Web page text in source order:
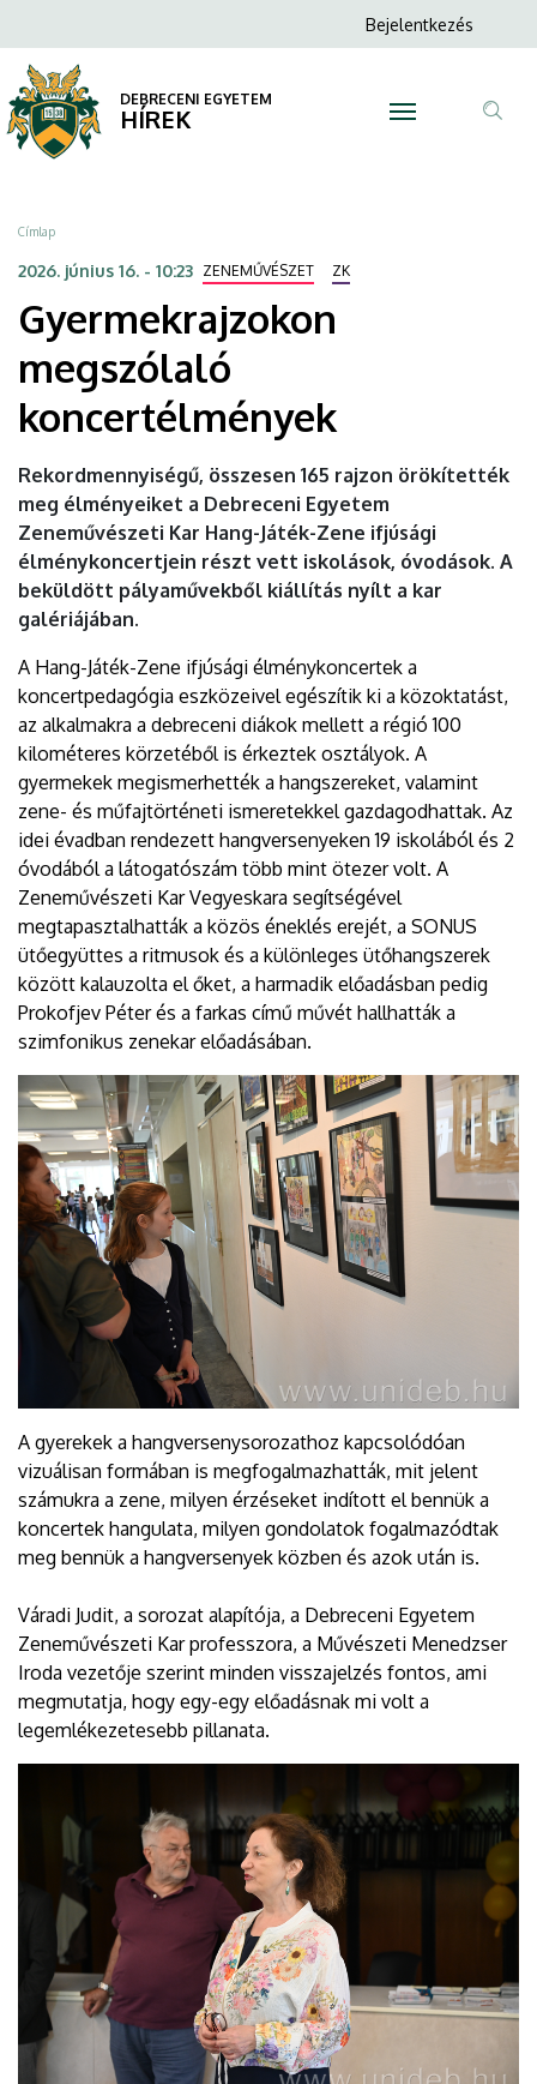
megszólaló
koncertélmények
DEBRECENI
EGYETEM
a
tartalomra
Anonim
menüje
Bejelentkezés
DEBRECENI EGYETEM
HÍREK
Morzsa
Címlap
2026. június 16. - 10:23 ZENEMŰVÉSZET ZK
Gyermekrajzokon
megszólaló
koncertélmények
Rekordmennyiségű, összesen 165 rajzon örökítették
meg élményeiket a Debreceni Egyetem
Zeneművészeti Kar Hang-Játék-Zene ifjúsági
élménykoncertjein részt vett iskolások, óvodások. A
beküldött pályaművekből kiállítás nyílt a kar
galériájában.
A Hang-Játék-Zene ifjúsági élménykoncertek a
koncertpedagógia eszközeivel egészítik ki a közoktatást,
az alkalmakra a debreceni diákok mellett a régió 100
kilométeres körzetéből is érkeztek osztályok. A
gyermekek megismerhették a hangszereket, valamint
zene- és műfajtörténeti ismeretekkel gazdagodhattak. Az
idei évadban rendezett hangversenyeken 19 iskolából és 2
óvodából a látogatószám több mint ötezer volt. A
Zeneművészeti Kar Vegyeskara segítségével
megtapasztalhatták a közös éneklés erejét, a SONUS
ütőegyüttes a ritmusok és a különleges ütőhangszerek
között kalauzolta el őket, a harmadik előadásban pedig
Prokofjev Péter és a farkas című művét hallhatták a
szimfonikus zenekar előadásában.
A gyerekek a hangversenysorozathoz kapcsolódóan
vizuálisan formában is megfogalmazhatták, mit jelent
számukra a zene, milyen érzéseket indított el bennük a
koncertek hangulata, milyen gondolatok fogalmazódtak
meg bennük a hangversenyek közben és azok után is.
Váradi Judit, a sorozat alapítója, a Debreceni Egyetem
Zeneművészeti Kar professzora, a Művészeti Menedzser
Iroda vezetője szerint minden visszajelzés fontos, ami
megmutatja, hogy egy-egy előadásnak mi volt a
legemlékezetesebb pillanata.